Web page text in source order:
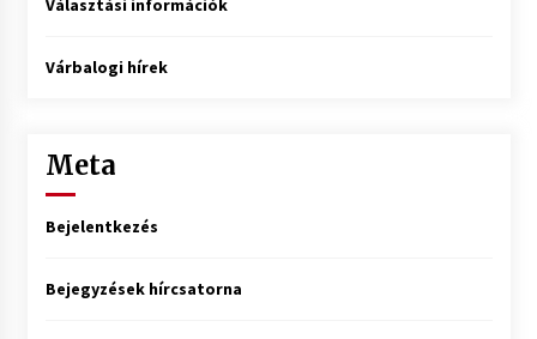
Választási információk
Várbalogi hírek
Meta
Bejelentkezés
Bejegyzések hírcsatorna